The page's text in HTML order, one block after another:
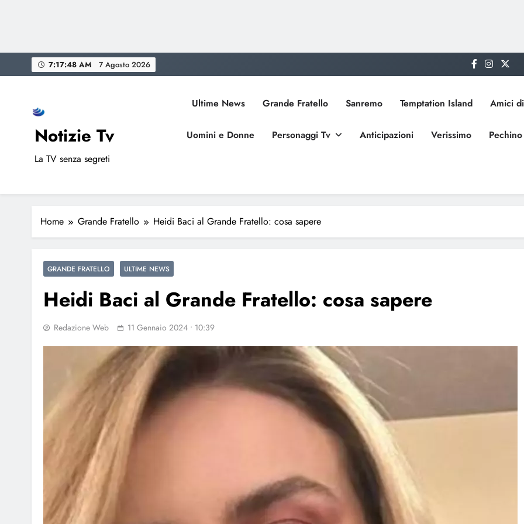
to
7:17:49 AM 7 Agosto 2026
Notizie Tv
La TV senza segreti
Ultime News Grande Fratello Sanremo Temptation Island Amici
Uomini e Donne Personaggi Tv Anticipazioni Verissimo
Home Grande Fratello Heidi Baci al Grande Fratello: cosa sapere
GRANDE FRATELLO ULTIME NEWS
Heidi Baci al Grande Fratello: cosa sapere
Redazione Web 11 Gennaio 2024 • 10:39